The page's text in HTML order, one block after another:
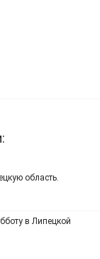
область.
в Липецкой